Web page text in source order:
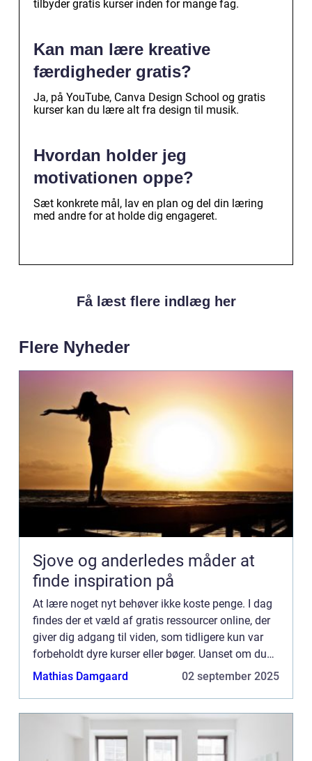
tilbyder gratis kurser inden for mange fag.
Kan man lære kreative
færdigheder gratis?
Ja, på YouTube, Canva Design School og gratis
kurser kan du lære alt fra design til musik.
Hvordan holder jeg
motivationen oppe?
Sæt konkrete mål, lav en plan og del din læring
med andre for at holde dig engageret.
Få læst flere indlæg her
Flere Nyheder
Sjove og anderledes måder at
finde inspiration på
At lære noget nyt behøver ikke koste penge. I dag
findes der et væld af gratis ressourcer online, der
giver dig adgang til viden, som tidligere kun var
forbeholdt dyre kurser eller bøger. Uanset om du
vil lære at kode,...
Mathias Damgaard 02 september 2025